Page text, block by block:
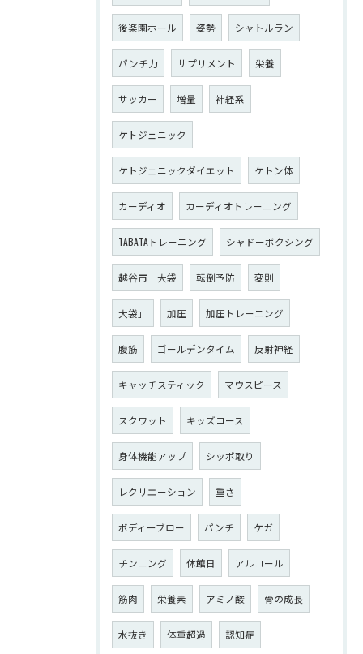
後楽園ホール 姿勢 シャトルラン
パンチ力 サプリメント 栄養
サッカー 増量 神経系
ケトジェニック
ケトジェニックダイエット ケトン体
カーディオ カーディオトレーニング
TABATAトレーニング シャドーボクシング
越谷市 大袋 転倒予防 変則
大袋」 加圧 加圧トレーニング
腹筋 ゴールデンタイム 反射神経
キャッチスティック マウスピース
スクワット キッズコース
身体機能アップ シッポ取り
レクリエーション 重さ
ボディーブロー パンチ ケガ
チンニング 休館日 アルコール
筋肉 栄養素 アミノ酸 骨の成長
水抜き 体重超過 認知症